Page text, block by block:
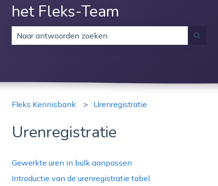
het Fleks-Team
Fleks Kennisbank Urenregistratie
Urenregistratie
Gewerkte uren in bulk aanpassen
Introductie van de urenregistratie tabel